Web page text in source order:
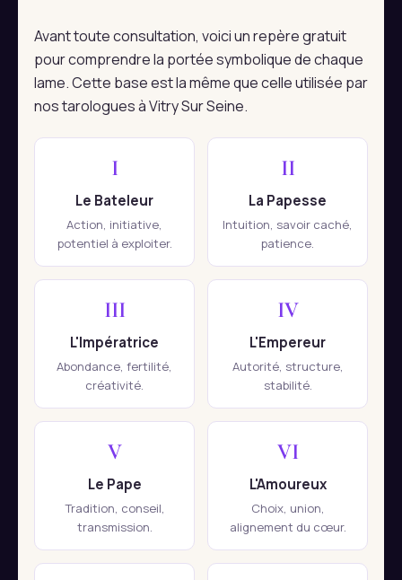
Avant toute consultation, voici un repère gratuit
pour comprendre la portée symbolique de chaque
lame. Cette base est la même que celle utilisée par
nos tarologues à Vitry Sur Seine.
I
Le Bateleur
Action, initiative,
potentiel à exploiter.
II
La Papesse
Intuition, savoir caché,
patience.
III
L'Impératrice
Abondance, fertilité,
créativité.
IV
L'Empereur
Autorité, structure,
stabilité.
V
Le Pape
Tradition, conseil,
transmission.
VI
L'Amoureux
Choix, union,
alignement du cœur.